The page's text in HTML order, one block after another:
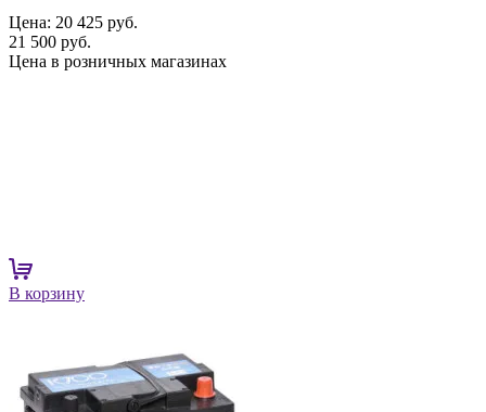
Цена: 20 425 руб.
21 500 руб.
Цена в розничных магазинах
В корзину